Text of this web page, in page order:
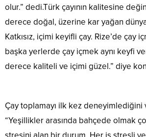
olur.” dedi.Türk çayının kalitesine
derece doğal, üzerine kar yağan
Katkısız, içimi keyifli çay. Rize’de çay
başka yerlerde çay içmek aynı keyfi
derece kaliteli ve içimi güzel.” diye
Çay toplamayı ilk kez deneyimlediğini
“Yeşillikler arasında bahçede olmak